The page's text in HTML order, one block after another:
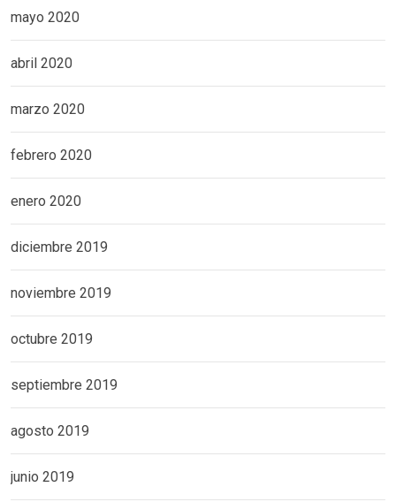
mayo 2020
abril 2020
marzo 2020
febrero 2020
enero 2020
diciembre 2019
noviembre 2019
octubre 2019
septiembre 2019
agosto 2019
junio 2019